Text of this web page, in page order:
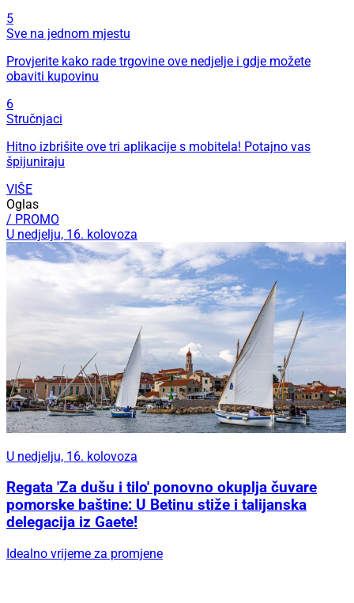
5
Sve na jednom mjestu
Provjerite kako rade trgovine ove nedjelje i gdje možete
obaviti kupovinu
6
Stručnjaci
Hitno izbrišite ove tri aplikacije s mobitela! Potajno vas
špijuniraju
VIŠE
Oglas
/ PROMO
U nedjelju, 16. kolovoza
U nedjelju, 16. kolovoza
Regata 'Za dušu i tilo' ponovno okuplja čuvare
pomorske baštine: U Betinu stiže i talijanska
delegacija iz Gaete!
Idealno vrijeme za promjene